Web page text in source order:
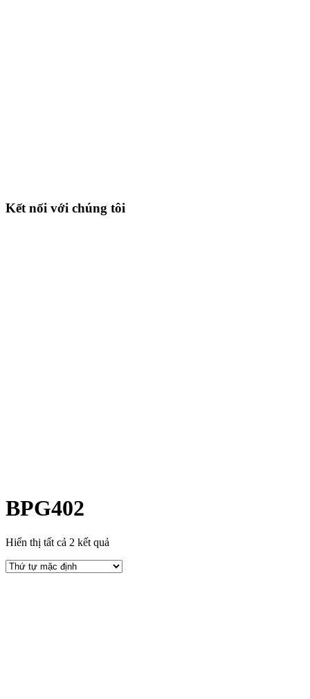
Kết nối với chúng tôi
BPG402
Hiển thị tất cả 2 kết quả